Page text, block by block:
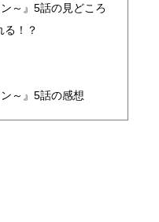
～』5話の見どころ
る！？
～』5話の感想